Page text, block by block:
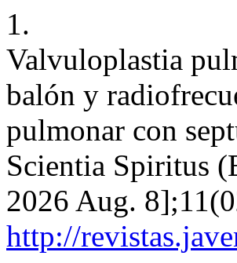
1.
Valvuloplastia
balón y
pulmonar con
Scientia Spiritus
2026 Aug.
http://